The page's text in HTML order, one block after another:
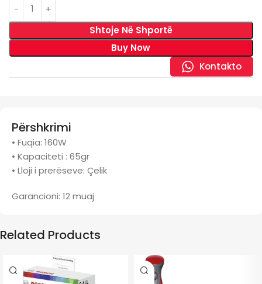
Shtoje Në Shportë
Buy Now
Kontakto
Përshkrimi
• Fuqia: 160W
• Kapaciteti : 65gr
• Lloji i prerëseve: Çelik
Garancioni: 12 muaj
Related Products